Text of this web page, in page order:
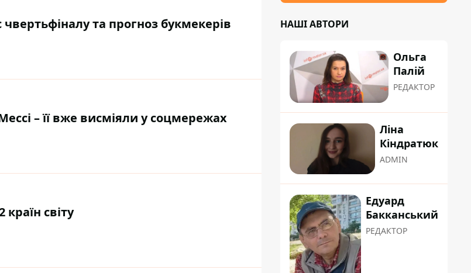
та прогноз букмекерів
– її вже висміяли у соцмережах
світу
НАШІ АВТОРИ
Ольга
Палій
РЕДАКТОР
Ліна
Кіндратюк
ADMIN
Едуард
Бакканський
РЕДАКТОР